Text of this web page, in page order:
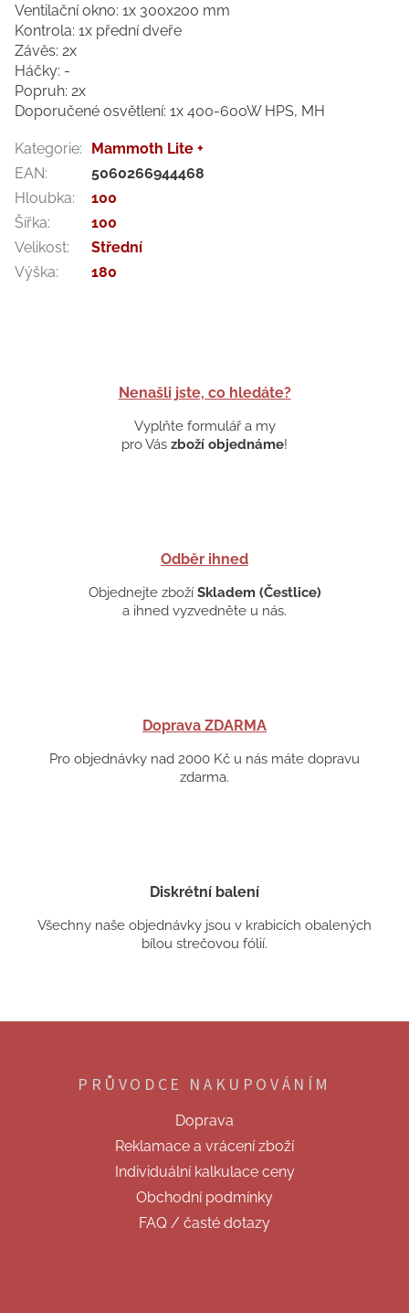
Nenašli jste, co hledáte?
Vyplňte formulář a my
pro Vás zboží objednáme!
Odběr ihned
Objednejte zboží Skladem (Čestlice)
a ihned vyzvedněte u nás.
Doprava ZDARMA
Pro objednávky nad 2000 Kč u nás máte dopravu
zdarma.
Diskrétní balení
Všechny naše objednávky jsou v krabicích obalených
bílou strečovou fólií.
Ventilační okno: 1x 300x200 mm
Kontrola: 1x přední dveře
Závěs: 2x
Háčky: -
Popruh: 2x
Doporučené osvětlení: 1x 400-600W HPS, MH
Kategorie:
Mammoth Lite +
EAN:
5060266944468
Hloubka:
100
Šířka:
100
Velikost:
Střední
Výška: 180
PRŮVODCE NAKUPOVÁNÍM
Doprava
Reklamace a vrácení zboží
Individuální kalkulace ceny
Obchodní podmínky
FAQ / časté dotazy